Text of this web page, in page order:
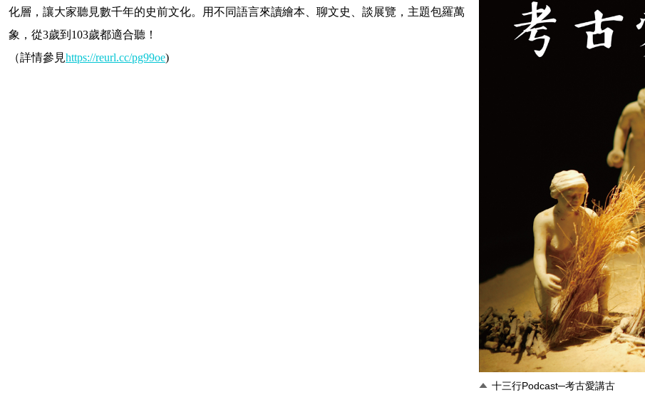
十三行Podcast─考古愛講古
化層，讓大家聽見數千年的史前文化。用不同語言來讀繪本、聊文史、談展覽，主題包羅萬
象，從3歲到 103歲都適合聽！
（詳情參見https://reurl.cc/pg99oe)